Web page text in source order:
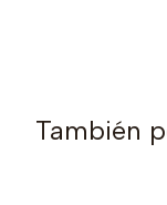
También